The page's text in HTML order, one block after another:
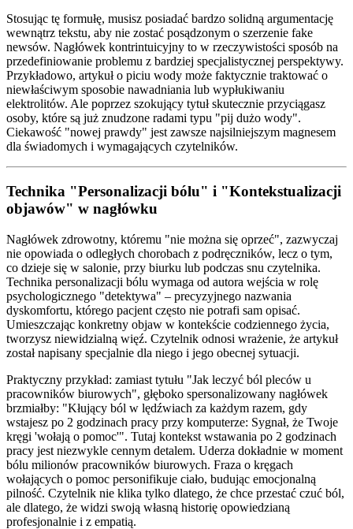
Stosując tę formułę, musisz posiadać bardzo solidną argumentację
wewnątrz tekstu, aby nie zostać posądzonym o szerzenie fake
newsów. Nagłówek kontrintuicyjny to w rzeczywistości sposób na
przedefiniowanie problemu z bardziej specjalistycznej perspektywy.
Przykładowo, artykuł o piciu wody może faktycznie traktować o
niewłaściwym sposobie nawadniania lub wypłukiwaniu
elektrolitów. Ale poprzez szokujący tytuł skutecznie przyciągasz
osoby, które są już znudzone radami typu "pij dużo wody".
Ciekawość "nowej prawdy" jest zawsze najsilniejszym magnesem
dla świadomych i wymagających czytelników.
Technika "Personalizacji bólu" i "Kontekstualizacji
objawów" w nagłówku
Nagłówek zdrowotny, któremu "nie można się oprzeć", zazwyczaj
nie opowiada o odległych chorobach z podręczników, lecz o tym,
co dzieje się w salonie, przy biurku lub podczas snu czytelnika.
Technika personalizacji bólu wymaga od autora wejścia w rolę
psychologicznego "detektywa" – precyzyjnego nazwania
dyskomfortu, którego pacjent często nie potrafi sam opisać.
Umieszczając konkretny objaw w kontekście codziennego życia,
tworzysz niewidzialną więź. Czytelnik odnosi wrażenie, że artykuł
został napisany specjalnie dla niego i jego obecnej sytuacji.
Praktyczny przykład: zamiast tytułu "Jak leczyć ból pleców u
pracowników biurowych", głęboko spersonalizowany nagłówek
brzmiałby: "Kłujący ból w lędźwiach za każdym razem, gdy
wstajesz po 2 godzinach pracy przy komputerze: Sygnał, że Twoje
kręgi 'wołają o pomoc'". Tutaj kontekst wstawania po 2 godzinach
pracy jest niezwykle cennym detalem. Uderza dokładnie w moment
bólu milionów pracowników biurowych. Fraza o kręgach
wołających o pomoc personifikuje ciało, budując emocjonalną
pilność. Czytelnik nie klika tylko dlatego, że chce przestać czuć ból,
ale dlatego, że widzi swoją własną historię opowiedzianą
profesjonalnie i z empatią.